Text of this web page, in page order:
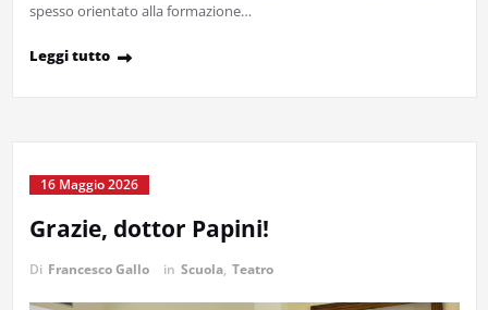
spesso orientato alla formazione…
Leggi tutto
16 Maggio 2026
Grazie, dottor Papini!
Di Francesco Gallo in Scuola, Teatro